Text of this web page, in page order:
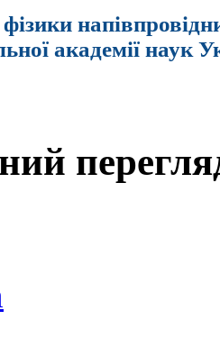
фізики
академії наук